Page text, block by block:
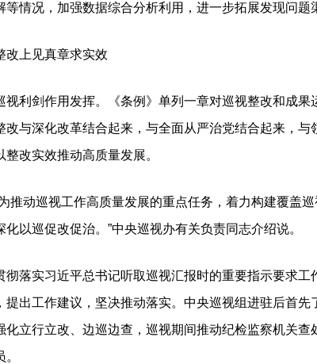
情况，加强数据综合分析利用，进一步拓展发现问题
上见真章求实效
剑作用发挥。《条例》单列一章对巡视整改和成果
改与深化改革结合起来，与全面从严治党结合起来，与
改实效推动高质量发展。
动巡视工作高质量发展的重点任务，着力构建覆盖巡
以巡促改促治。”中央巡视办有关负责同志介绍说。
实习近平总书记听取巡视汇报时的重要指示要求工
出工作建议，坚决推动落实。中央巡视组进驻后首先
立行立改、边巡边查，巡视期间推动纪检监察机关查